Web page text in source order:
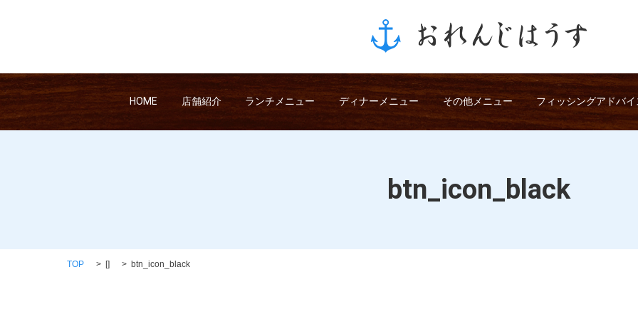
HOME 店舗紹介 ランチメニュー ディナーメニュー その他メニュー フィッシングアドバイ
btn_icon_black
TOP [] btn_icon_black